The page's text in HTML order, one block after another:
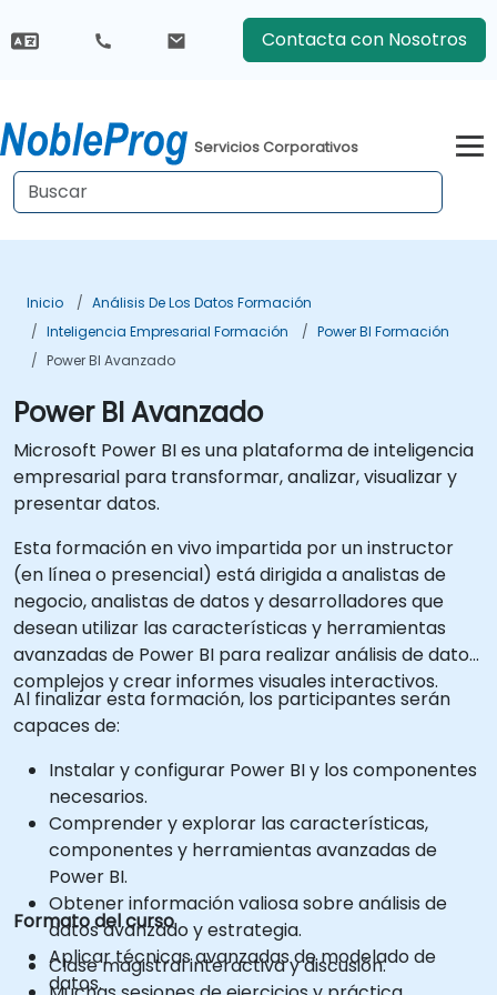
Contacta con Nosotros
Servicios Corporativos
Inicio
Análisis De Los Datos Formación
Inteligencia Empresarial Formación
Power BI Formación
Power BI Avanzado
Power BI Avanzado
Microsoft Power BI es una plataforma de inteligencia
empresarial para transformar, analizar, visualizar y
presentar datos.
Esta formación en vivo impartida por un instructor
(en línea o presencial) está dirigida a analistas de
negocio, analistas de datos y desarrolladores que
desean utilizar las características y herramientas
avanzadas de Power BI para realizar análisis de datos
complejos y crear informes visuales interactivos.
Al finalizar esta formación, los participantes serán
capaces de:
Instalar y configurar Power BI y los componentes
necesarios.
Comprender y explorar las características,
componentes y herramientas avanzadas de
Power BI.
Obtener información valiosa sobre análisis de
datos avanzado y estrategia.
Aplicar técnicas avanzadas de modelado de
datos.
Formato del curso
Clase magistral interactiva y discusión.